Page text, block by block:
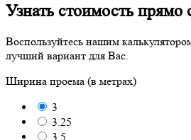
Узнать стоимость прямо
Воспользуйтесь нашим
лучший вариант для Вас.
Ширина проема (в метрах)
3
3.25
3.5